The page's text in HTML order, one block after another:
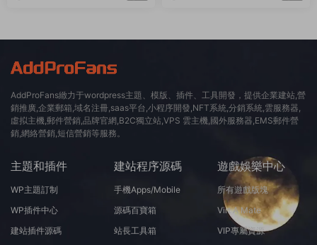
件 – v8.3.0
4.5.15
AddProFans緻力于wordpress主題、模版、插件、工具開發，提供企業建站,營
銷推廣,企業郵箱,域名注冊,saas平台,小程序開發,NFT系統,分銷系統,雲服務器,
虛拟主機,郵件營銷,品牌官網,B2C獨立站,VPS 雲主機,國外服務器,EMS郵件營
銷,網絡營銷,短信營銷等服務。
主題和插件
WP主題訂制
WP插件中心
建站插件源碼
建站程序源碼
手機Apps/Mobile
源碼百寶箱
站長工具箱
遊戲娛樂中心
所有遊戲版塊
Virt A Mate
VIP專屬資源